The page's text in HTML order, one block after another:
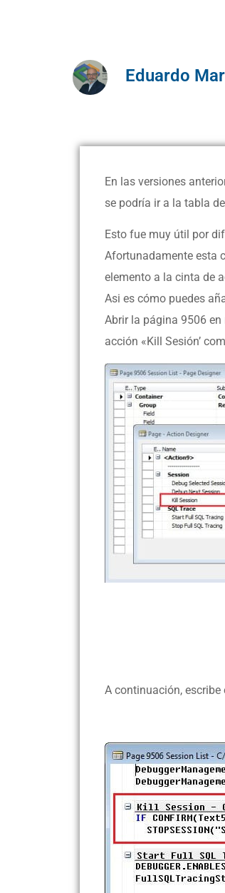
Eduardo
En las versiones
se podría ir a la tabla
Esto fue muy útil por
Afortunadamente esta
elemento a la cinta de
Asi es cómo puedes
Abrir la página 9506
acción «Kill Sesión’
A continuación,